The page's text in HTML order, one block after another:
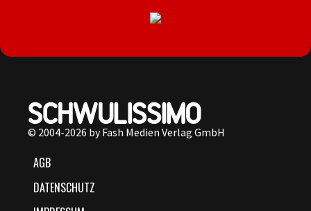
© 2004-2026 by Fash Medien Verlag GmbH
AGB
DATENSCHUTZ